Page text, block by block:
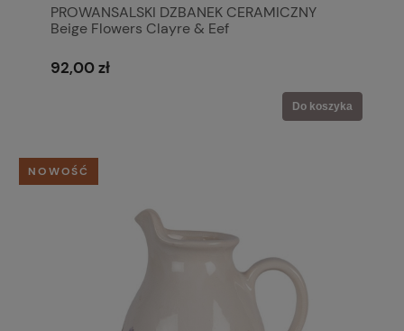
PROWANSALSKI DZBANEK CERAMICZNY
Beige Flowers Clayre & Eef
92,00 zł
Do koszyka
NOWOŚĆ